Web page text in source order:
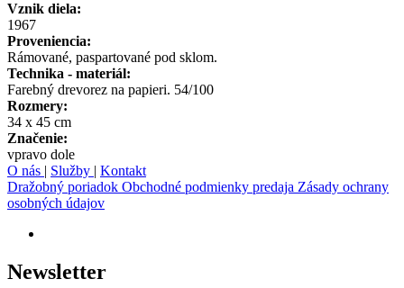
Vznik diela:
1967
Proveniencia:
Rámované, paspartované pod sklom.
Technika - materiál:
Farebný drevorez na papieri. 54/100
Rozmery:
34 x 45 cm
Značenie:
vpravo dole
O nás | Služby | Kontakt
Dražobný poriadok Obchodné podmienky predaja Zásady ochrany
osobných údajov
Newsletter